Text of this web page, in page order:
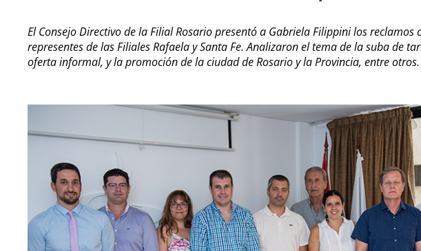
El Consejo Directivo de la Filial Rosario presentó a Gabriela Filippini los reclamos
representes de las Filiales Rafaela y Santa Fe. Analizaron el tema de la suba de
oferta informal, y la promoción de la ciudad de Rosario y la Provincia, entre otros.